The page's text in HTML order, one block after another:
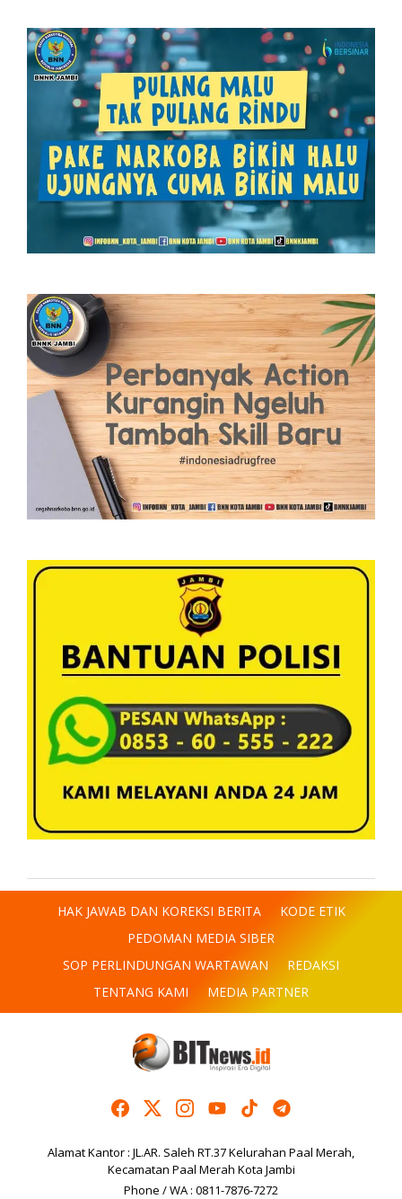
HAK JAWAB DAN KOREKSI BERITA
KODE ETIK
PEDOMAN MEDIA SIBER
SOP PERLINDUNGAN WARTAWAN
REDAKSI
TENTANG KAMI
MEDIA PARTNER
Alamat Kantor : JL.AR. Saleh RT.37 Kelurahan Paal Merah,
Kecamatan Paal Merah Kota Jambi
Phone / WA : 0811-7876-7272